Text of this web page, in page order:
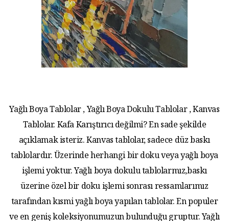
Yağlı Boya Tablolar , Yağlı Boya Dokulu Tablolar , Kanvas
Tablolar. Kafa Karıştırıcı değilmi? En sade şekilde
açıklamak isteriz. Kanvas tablolar, sadece düz baskı
tablolardır. Üzerinde herhangi bir doku veya yağlı boya
işlemi yoktur. Yağlı boya dokulu tablolarmız,baskı
üzerine özel bir doku işlemi sonrası ressamlarımız
tarafından kısmi yağlı boya yapılan tablolar. En populer
ve en geniş koleksiyonumuzun bulunduğu gruptur. Yağlı